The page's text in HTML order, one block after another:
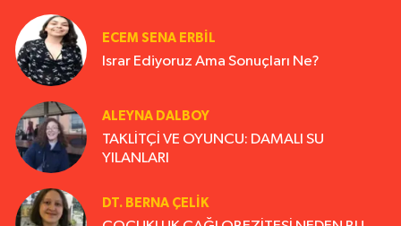
ECEM SENA ERBIL
Israr Ediyoruz Ama Sonuçları Ne?
ALEYNA DALBOY
TAKLİTÇİ VE OYUNCU: DAMALI SU
YILANLARI
DT. BERNA ÇELIK